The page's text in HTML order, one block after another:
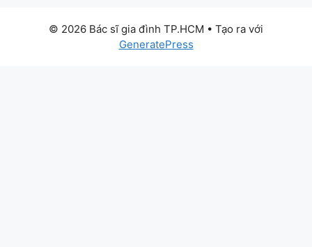
© 2026 Bác sĩ gia đình TP.HCM • Tạo ra với
GeneratePress